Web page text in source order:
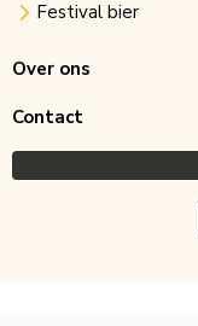
Festival bier
Over ons
Contact